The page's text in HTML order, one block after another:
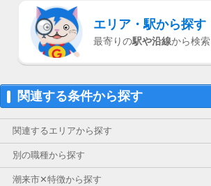
エリア・駅から探す
最寄りの駅や沿線から検索
関連する条件から探す
関連するエリアから探す
別の職種から探す
潮来市✕特徴から探す